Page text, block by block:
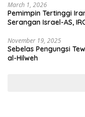
March 1, 2026
Pemimpin Tertinggi
Serangan Israel-AS,
November 19, 2025
Sebelas Pengungsi
al-Hilweh